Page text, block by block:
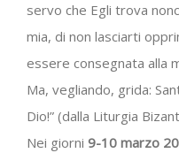
servo che Egli trova
mia, di non lasciarti
essere consegnata alla
Ma, vegliando, grida:
Dio!” (dalla Liturgia
Nei giorni 9-10 marzo